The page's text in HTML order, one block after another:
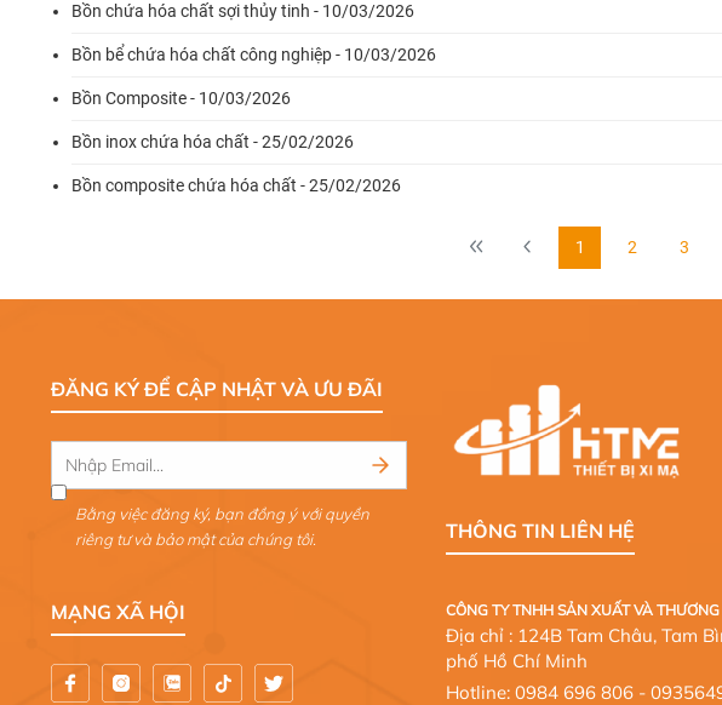
Bồn chứa hóa chất sợi thủy tinh - 10/03/2026
Bồn bể chứa hóa chất công nghiệp - 10/03/2026
Bồn Composite - 10/03/2026
Bồn inox chứa hóa chất - 25/02/2026
Bồn composite chứa hóa chất - 25/02/2026
1 2 3
ĐĂNG KÝ ĐỂ CẬP NHẬT VÀ ƯU ĐÃI
Bằng việc đăng ký, bạn đồng ý với quyền
riêng tư và bảo mật của chúng tôi.
MẠNG XÃ HỘI
THÔNG TIN LIÊN HỆ
CÔNG TY TNHH SẢN XUẤT VÀ
Địa chỉ : 124B Tam Châu, Tam
phố Hồ Chí Minh
Hotline: 0984 696 806-